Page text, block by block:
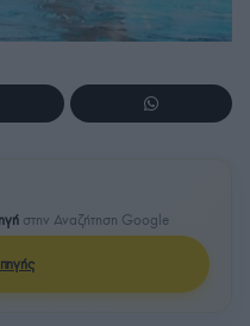
στην Αναζήτηση Google